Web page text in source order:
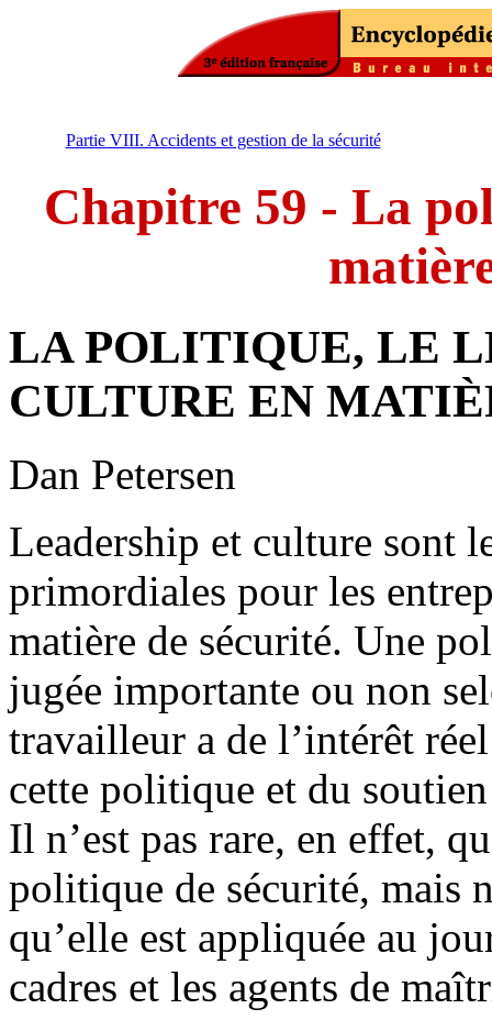
Partie VIII. Accidents et gestion de la sécurité
Chapitre 59 - La
LA POLITIQUE, LE
CULTURE EN
Dan Petersen
Leadership et culture sont
primordiales pour les
matière de sécurité. Une
jugée importante ou non
travailleur a de l’intérêt
cette politique et du
Il n’est pas rare, en effet,
politique de sécurité, mais
qu’elle est appliquée au
cadres et les agents de